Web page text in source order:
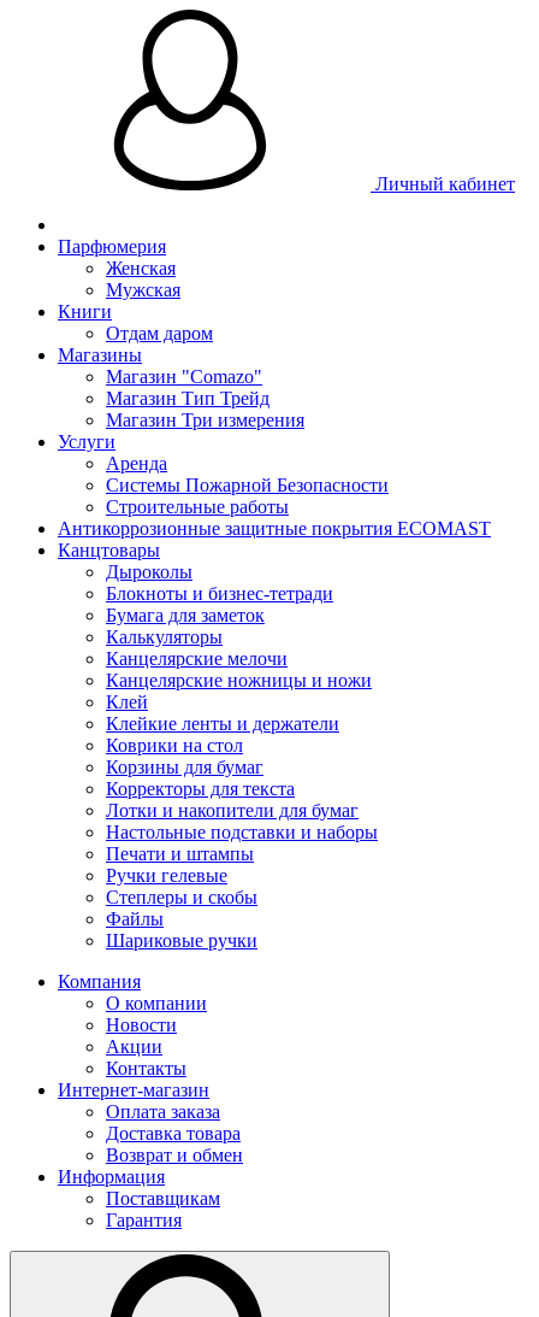
Личный кабинет
Парфюмерия
Женская
Мужская
Книги
Отдам даром
Магазины
Магазин "Comazo"
Магазин Тип Трейд
Магазин Три измерения
Услуги
Аренда
Системы Пожарной Безопасности
Строительные работы
Антикоррозионные защитные покрытия ECOMAST
Канцтовары
Дыроколы
Блокноты и бизнес-тетради
Бумага для заметок
Калькуляторы
Канцелярские мелочи
Канцелярские ножницы и ножи
Клей
Клейкие ленты и держатели
Коврики на стол
Корзины для бумаг
Корректоры для текста
Лотки и накопители для бумаг
Настольные подставки и наборы
Печати и штампы
Ручки гелевые
Степлеры и скобы
Файлы
Шариковые ручки
Компания
О компании
Новости
Акции
Контакты
Интернет-магазин
Оплата заказа
Доставка товара
Возврат и обмен
Информация
Поставщикам
Гарантия